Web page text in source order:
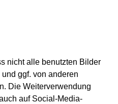
nicht alle benutzten Bilder
ggf. von anderen
Die Weiterverwendung
auf Social-Media-